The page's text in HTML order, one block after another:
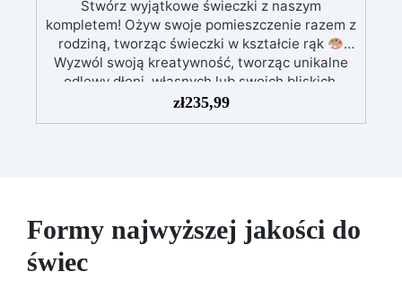
swoją magię z świeczkami!
Stwórz wyjątkowe świeczki z naszym
kompletem! Ożyw swoje pomieszczenie razem z
rodziną, tworząc świeczki w kształcie rąk
Wyzwól swoją kreatywność, tworząc unikalne
odlewy dłoni, własnych lub swoich bliskich,
wlewamy wosk i gotowe
zapewnia wszystko, czego potrzebujesz: wiadro
1 buteleczka zapachu o pojemności 15 ml
przewodnik, który będzie Ci towarzyszył
zł235,99
Formy najwyższej jakości do
świec